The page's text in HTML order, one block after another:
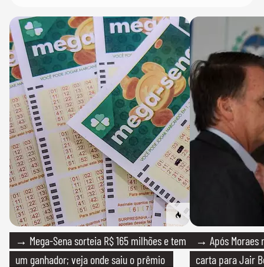
→ Mega-Sena sorteia R$ 165 milhões e tem
um ganhador; veja onde saiu o prêmio
→ Após Moraes
carta para Jair